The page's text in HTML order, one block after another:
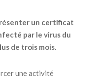
un certificat
par le virus du
de trois mois.
une activité